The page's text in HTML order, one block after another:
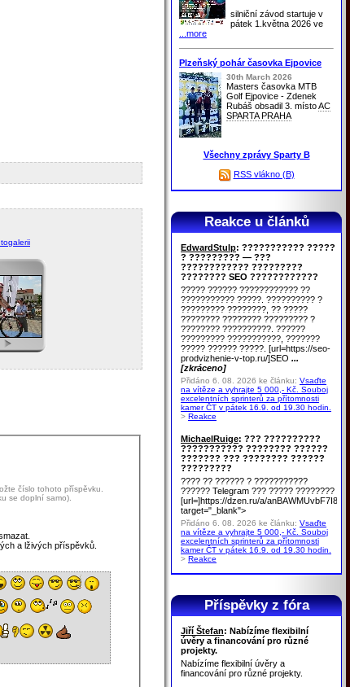
číslo tohoto příspěvku.
se doplní samo).
a lživých příspěvků.
silniční závod startuje v
pátek 1.května 2026 ve
...more
Plzeňský pohár časovka Ejpovice
30th March 2026
Masters časovka MTB
Golf Ejpovice - Zdenek
Rubáš obsadil 3. místoAC
SPARTA PRAHA
Všechny zprávy Sparty B
RSS vlákno (B)
Reakce u článků
EdwardStulp: ??????????? ?????
? ????????? — ???
???????????? ?????????
???????? SEO ????????????
????? ?????? ???????????? ??
??????????? ?????. ?????????? ?
????????? ????????, ?? ?????
???????? ???????? ????????? ?
???????? ??????????. ??????
????????? ???????????, ???????
????? ?????? ?????. [url=https://seo-
prodvizhenie-v-top.ru/]SEO ...
[zkráceno]
Přidáno 6. 08. 2026 ke článku: Vsaďte
na vítěze a vyhrajte 5 000,- Kč. Souboj
excelentních sprinterů za přítomnosti
kamer ČT v pátek 16.9. od 19.30 hodin.
> Reakce
MichaelRuige: ??? ??????????
??????????? ???????? ??????
??????? ??? ???????? ??????
?????????
???? ?? ?????? ? ???????????
?????? Telegram ??? ????? ????????
[url=]https://dzen.ru/a/
target="_blank">
Přidáno 6. 08. 2026 ke článku: Vsaďte
na vítěze a vyhrajte 5 000,- Kč. Souboj
excelentních sprinterů za přítomnosti
kamer ČT v pátek 16.9. od 19.30 hodin.
> Reakce
Příspěvky z fóra
Jiří Štefan: Nabízíme flexibilní
úvěry a financování pro různé
projekty.
Nabízíme flexibilní úvěry a
financování pro různé projekty.